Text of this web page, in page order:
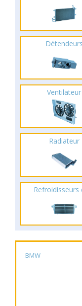
Détendeurs
Ventilateur
Radiateur
Refroidisseurs
BMW